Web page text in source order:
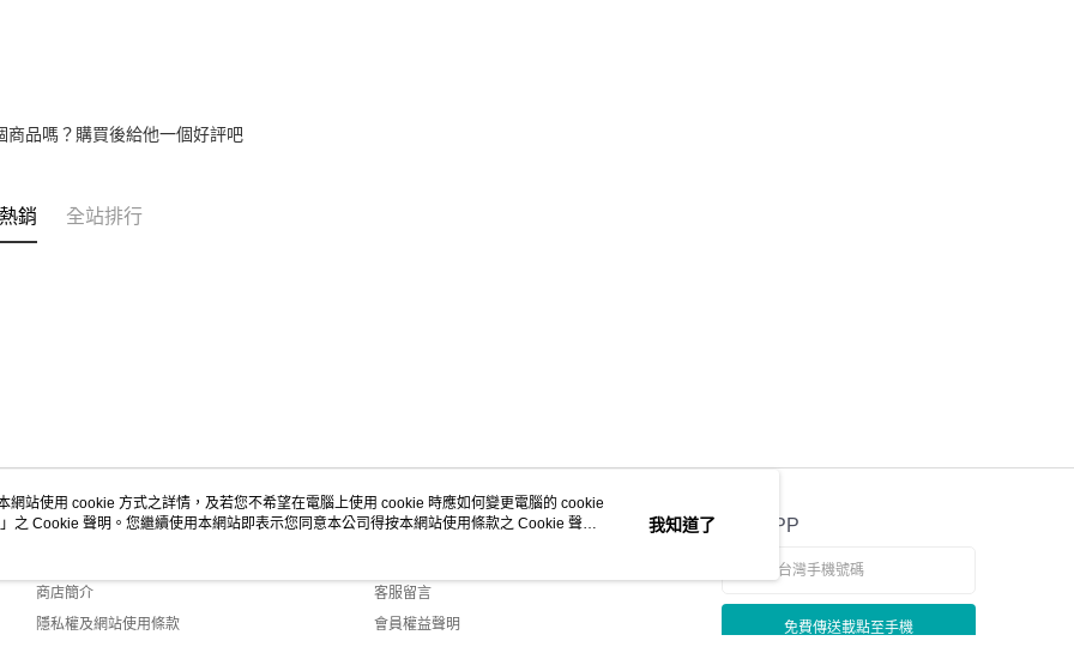
商品嗎？購買後給他一個好評吧
銷 全站排行
關於我們
商店簡介
隱私權及網站使用條款
客服資訊
客服留言
會員權益聲明
官方APP
免費傳送載點至手機
網站使用 cookie 方式之詳情，及若您不希望在電腦上使用 cookie 時應如何變更電腦的 cookie
」之 Cookie 聲明。您繼續使用本網站即表示您同意本公司得按本網站使用條款之 Cookie 聲明
我知道了